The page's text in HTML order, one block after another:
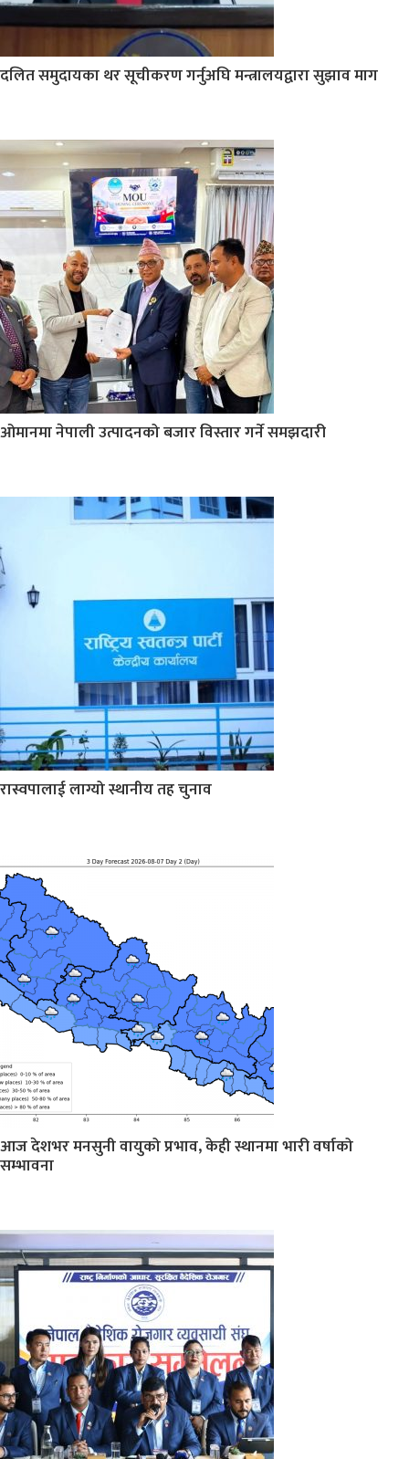
दलित समुदायका थर सूचीकरण गर्नुअघि मन्त्रालयद्वारा सुझाव माग
ओमानमा नेपाली उत्पादनको बजार विस्तार गर्ने समझदारी
रास्वपालाई लाग्यो स्थानीय तह चुनाव
आज देशभर मनसुनी वायुको प्रभाव, केही स्थानमा भारी वर्षाको
सम्भावना